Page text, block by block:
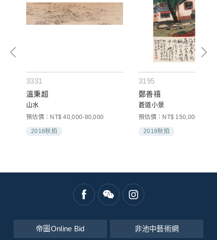
3331
溫秉超
山水
預估價：NT$ 40,000-80,000
2018秋拍
3195
鄭善禧
蒼道小景
預估價：NT$ 150,000-
2018秋拍
帝圖Online Bid 非池中藝術網